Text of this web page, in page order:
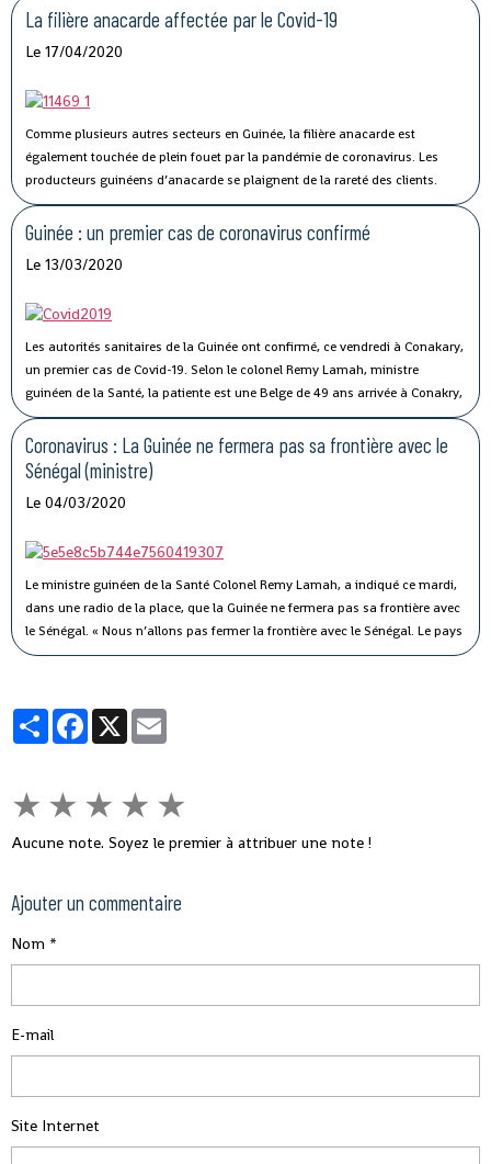
La filière anacarde affectée par le Covid-19
Le 17/04/2020
Comme plusieurs autres secteurs en Guinée, la filière anacarde est
également touchée de plein fouet par la pandémie de coronavirus. Les
producteurs guinéens d’anacarde se plaignent de la rareté des clients.
Lancée le 02 avril dernier, par le ministère du Commerce, la campagne de
commercialisation de l’anacarde n’a pas connu son affluence habituelle à
cause de la crise sanitaire qui secoue le monde.
Guinée : un premier cas de coronavirus confirmé
Le 13/03/2020
Les autorités sanitaires de la Guinée ont confirmé, ce vendredi à Conakary,
un premier cas de Covid-19. Selon le colonel Remy Lamah, ministre
guinéen de la Santé, la patiente est une Belge de 49 ans arrivée à Conakry,
il y a une semaine. « Elle a été conduite et isolée au Centre de traitement de
Nongo », a-t-il indiqué.
Coronavirus : La Guinée ne fermera pas sa frontière avec le
Sénégal (ministre)
Le 04/03/2020
Le ministre guinéen de la Santé Colonel Remy Lamah, a indiqué ce mardi,
dans une radio de la place, que la Guinée ne fermera pas sa frontière avec
le Sénégal. « Nous n’allons pas fermer la frontière avec le Sénégal. Le pays
est signataire du règlement sanitaire international. Ce n’est pas parce que
prises pour éviter ce virus en Guinée.
PartagerFacebook
X
★ ★ ★ ★ ★
Aucune note. Soyez le premier à attribuer une note !
Ajouter un commentaire
Nom
E-mail
Site Internet